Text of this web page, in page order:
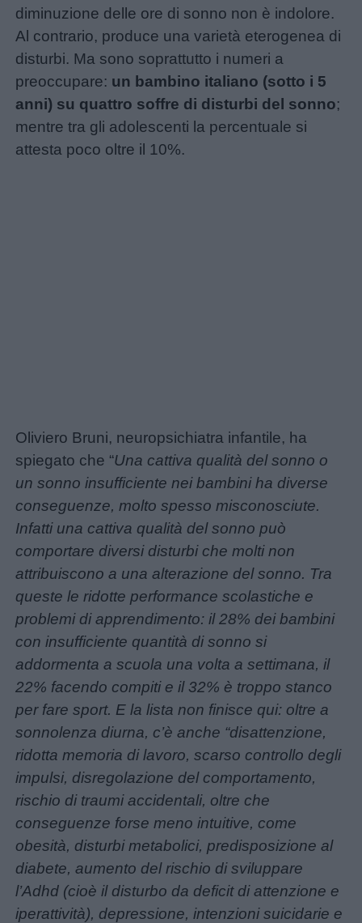
Home
Menu
Schede
didattiche
Disegni
da
colorare
Storie
per
bambini
diminuzione delle ore di sonno non è indolore.
Al contrario, produce una varietà eterogenea di
disturbi. Ma sono soprattutto i numeri a
preoccupare: un bambino italiano (sotto i 5
anni) su quattro soffre di disturbi del sonno;
mentre tra gli adolescenti la percentuale si
attesta poco oltre il 10%.
Oliviero Bruni, neuropsichiatra infantile, ha
spiegato che “Una cattiva qualità del sonno o
un sonno insufficiente nei bambini ha diverse
conseguenze, molto spesso misconosciute.
Infatti una cattiva qualità del sonno può
comportare diversi disturbi che molti non
attribuiscono a una alterazione del sonno. Tra
queste le ridotte performance scolastiche e
problemi di apprendimento: il 28% dei bambini
con insufficiente quantità di sonno si
addormenta a scuola una volta a settimana, il
22% facendo compiti e il 32% è troppo stanco
per fare sport. E la lista non finisce qui: oltre a
sonnolenza diurna, c’è anche “disattenzione,
ridotta memoria di lavoro, scarso controllo degli
impulsi, disregolazione del comportamento,
rischio di traumi accidentali, oltre che
conseguenze forse meno intuitive, come
obesità, disturbi metabolici, predisposizione al
diabete, aumento del rischio di sviluppare
l’Adhd (cioè il disturbo da deficit di attenzione e
iperattività), depressione, intenzioni suicidarie e